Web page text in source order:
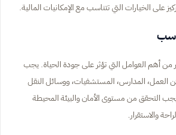
على الخيارات التي تتناسب مع الإمكانيات المالية.
من أهم العوامل التي تؤثر على جودة الحياة. يجب
العمل، المدارس، المستشفيات، ووسائل النقل
التحقق من مستوى الأمان والبيئة المحيطة
والاستقرار.